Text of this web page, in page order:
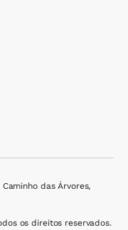
das Árvores,
os direitos reservados.